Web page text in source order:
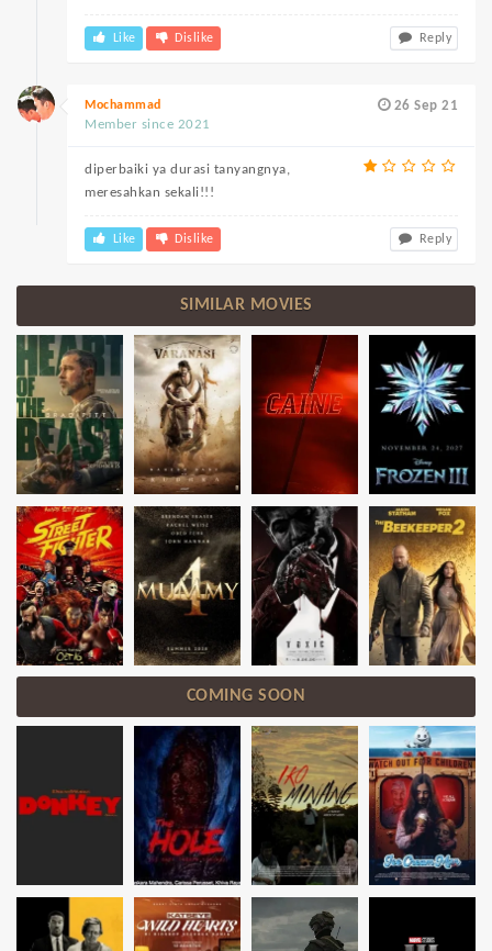
Like Dislike Reply
26 Sep 21
Mochammad
Member since 2021
diperbaiki ya durasi tanyangnya,
meresahkan sekali!!!
Like Dislike Reply
SIMILAR MOVIES
COMING SOON